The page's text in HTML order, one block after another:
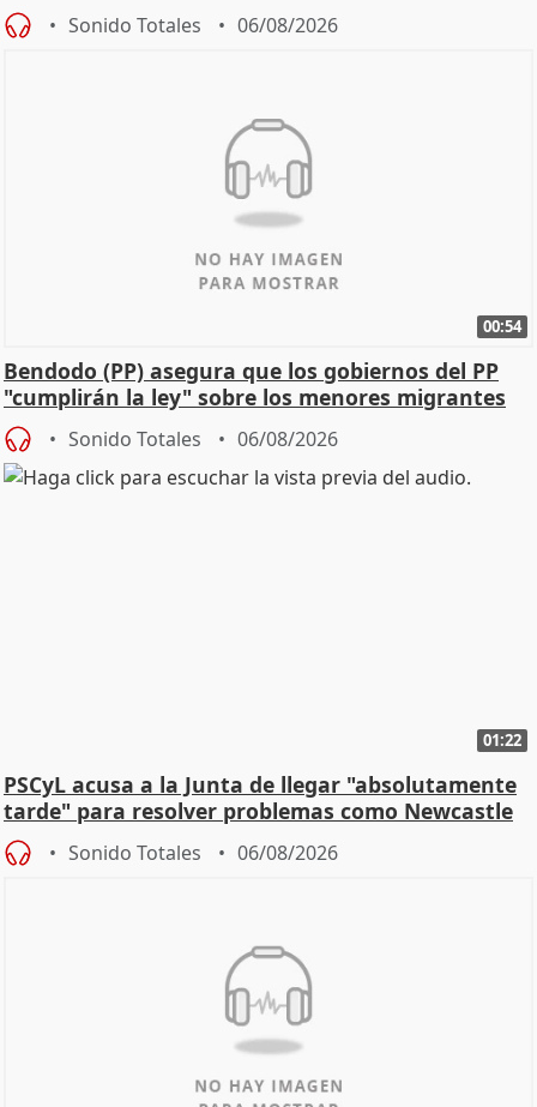
Sonido Totales 06/08/2026
00:54
Bendodo (PP) asegura que los gobiernos del PP
"cumplirán la ley" sobre los menores migrantes
Sonido Totales 06/08/2026
01:22
PSCyL acusa a la Junta de llegar "absolutamente
tarde" para resolver problemas como Newcastle
Sonido Totales 06/08/2026